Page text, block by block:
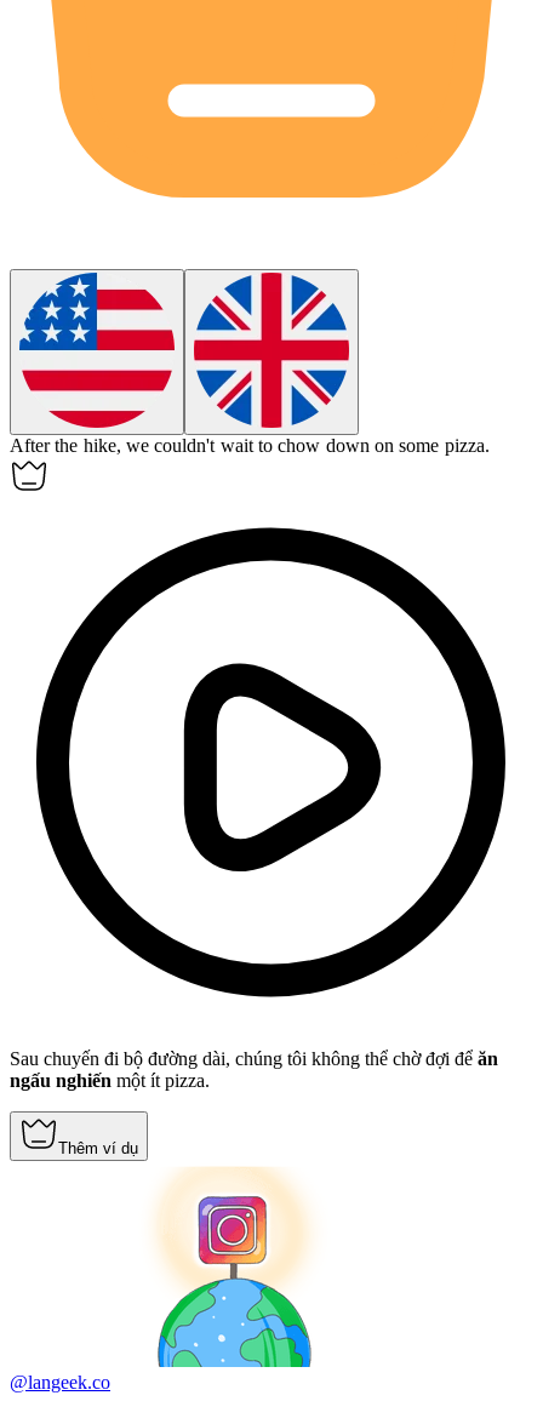
After the hike, we couldn't wait tochow down on some pizza.
Sau chuyến đi bộ đường dài, chúng tôi không thể chờ đợi để ăn
ngấu nghiến một ít pizza.
Thêm ví dụ
@langeek.co